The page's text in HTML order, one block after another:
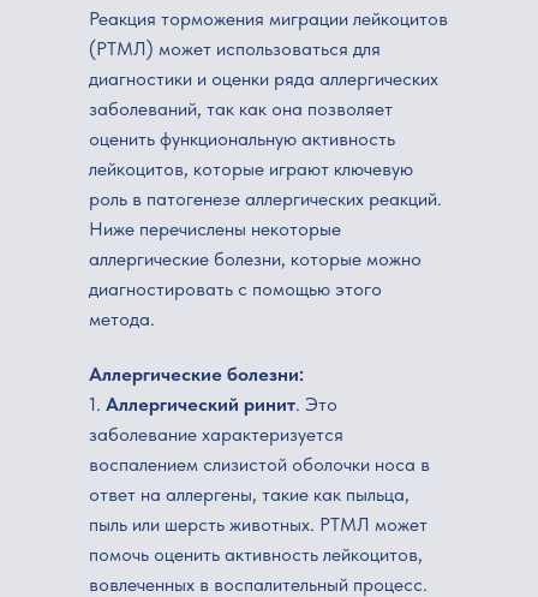
Реакция торможения миграции лейкоцитов
(РТМЛ) может использоваться для
диагностики и оценки ряда аллергических
заболеваний, так как она позволяет
оценить функциональную активность
лейкоцитов, которые играют ключевую
роль в патогенезе аллергических реакций.
Ниже перечислены некоторые
аллергические болезни, которые можно
диагностировать с помощью этого
метода.
Аллергические болезни:
1. Аллергический ринит. Это
заболевание характеризуется
воспалением слизистой оболочки носа в
ответ на аллергены, такие как пыльца,
пыль или шерсть животных. РТМЛ может
помочь оценить активность лейкоцитов,
вовлеченных в воспалительный процесс.